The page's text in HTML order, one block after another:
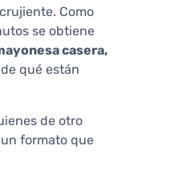
Como
se obtiene
casera,
qué están
de otro
formato que